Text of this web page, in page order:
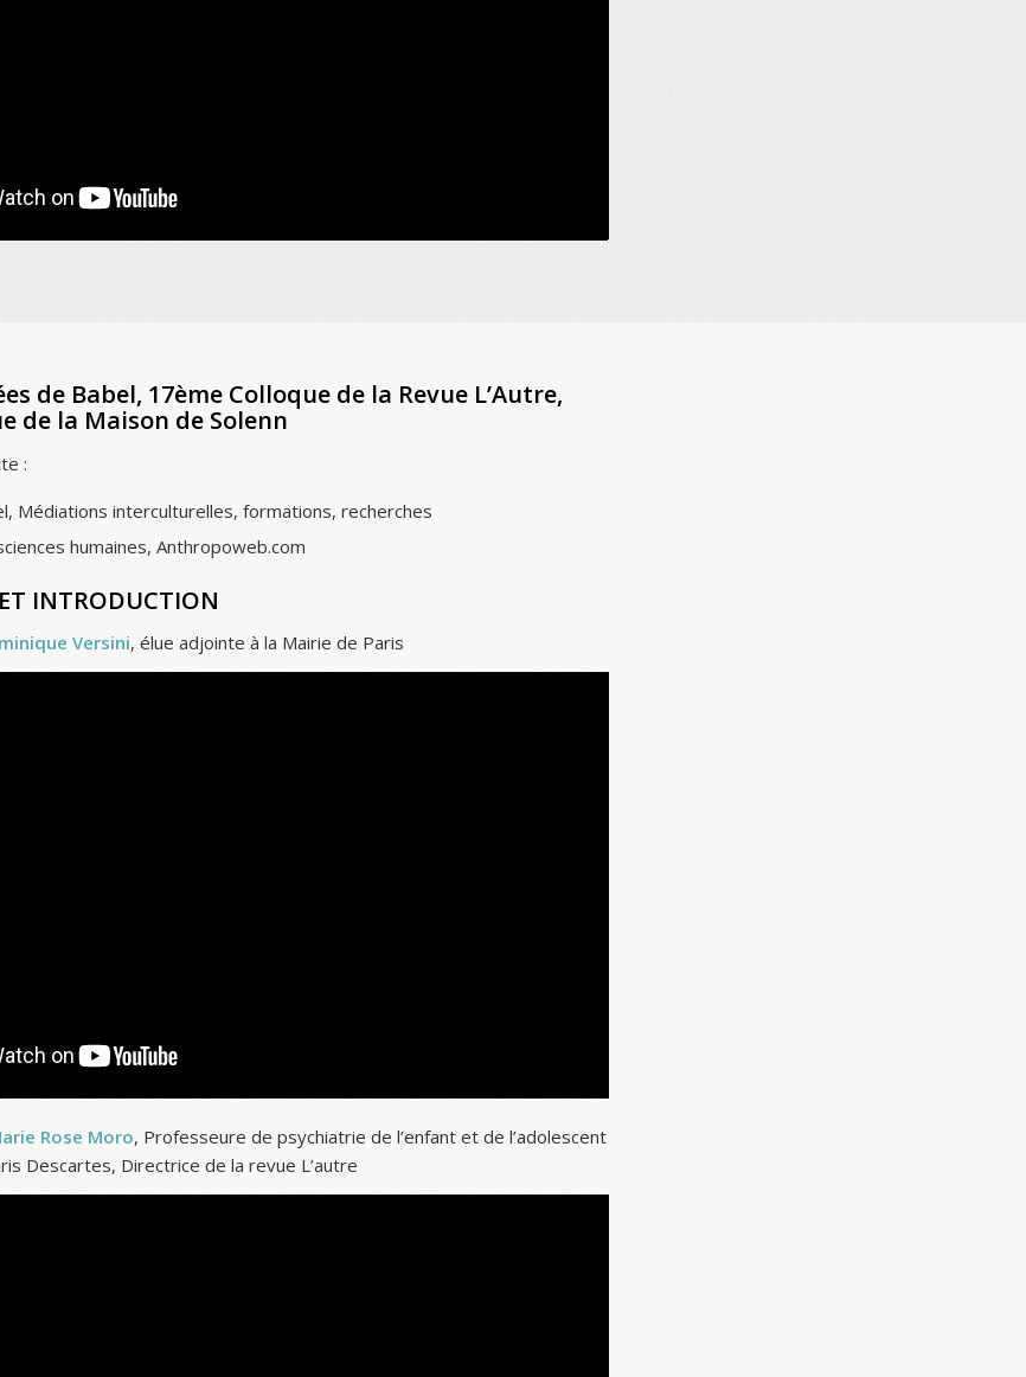
de Babel, 17ème Colloque de la Revue L’Autre,
de la Maison de Solenn
:
Médiations interculturelles, formations, recherches
humaines, Anthropoweb.com
INTRODUCTION
Versini, élue adjointe à la Mairie de Paris
Rose Moro, Professeure de psychiatrie de l’enfant et de l’adolescent
Descartes, Directrice de la revue L’autre